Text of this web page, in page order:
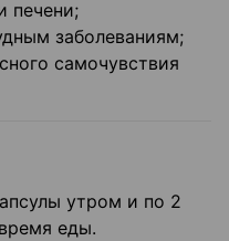
печени;
заболеваниям;
самочувствия
утром и по 2
еды.